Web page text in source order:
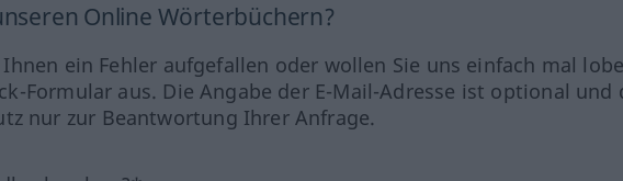
Online Wörterbüchern?
ein Fehler aufgefallen oder wollen Sie uns einfach mal
Formular aus. Die Angabe der E-Mail-Adresse ist optional und
nur zur Beantwortung Ihrer Anfrage.